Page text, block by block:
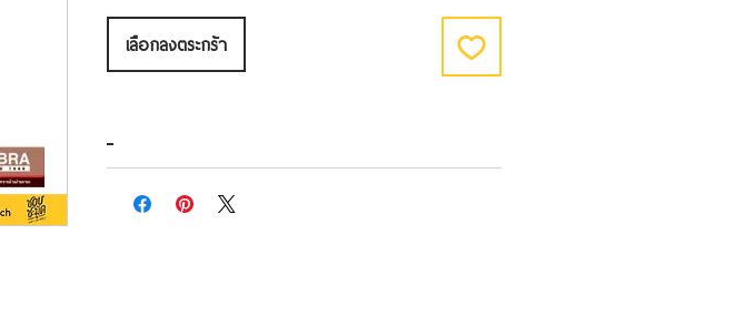
เลือกลงตระกร้า